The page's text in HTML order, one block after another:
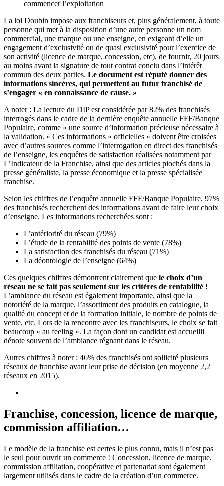
commencer l’exploitation
La loi Doubin impose aux franchiseurs et, plus généralement, à toute
personne qui met à la disposition d’une autre personne un nom
commercial, une marque ou une enseigne, en exigeant d’elle un
engagement d’exclusivité ou de quasi exclusivité pour l’exercice de
son activité (licence de marque, concession, etc), de fournir, 20 jours
au moins avant la signature de tout contrat conclu dans l’intérêt
commun des deux parties. Le document est réputé donner des
informations sincères, qui permettent au futur franchisé de
s’engager « en connaissance de cause. »
A noter : La lecture du DIP est considérée par 82% des franchisés
interrogés dans le cadre de la dernière enquête annuelle FFF/Banque
Populaire, comme « une source d’information précieuse nécessaire à
la validation. » Ces informations « officielles » doivent être croisées
avec d’autres sources comme l’interrogation en direct des franchisés
de l’enseigne, les enquêtes de satisfaction réalisées notamment par
L’Indicateur de la Franchise, ainsi que des articles piochés dans la
presse généraliste, la presse économique et la presse spécialisée
franchise.
Selon les chiffres de l’enquête annuelle FFF/Banque Populaire, 97%
des franchisés recherchent des informations avant de faire leur choix
d’enseigne. Les informations recherchées sont :
L’antériorité du réseau (79%)
L’étude de la rentabilité des points de vente (78%)
La satisfaction des franchisés du réseau (71%)
La déontologie de l’enseigne (64%)
Ces quelques chiffres démontrent clairement que le choix d’un
réseau ne se fait pas seulement sur les critères de rentabilité !
L’ambiance du réseau est également importante, ainsi que la
notoriété de la marque, l’assortiment des produits en catalogue, la
qualité du concept et de la formation initiale, le nombre de points de
vente, etc. Lors de la rencontre avec les franchiseurs, le choix se fait
beaucoup « au feeling ». La façon dont un candidat est accueilli
dénote souvent de l’ambiance régnant dans le réseau.
Autres chiffres à noter : 46% des franchisés ont sollicité plusieurs
réseaux de franchise avant leur prise de décision (en moyenne 2,2
réseaux en 2015).
Franchise, concession, licence de marque,
commission affiliation…
Le modèle de la franchise est certes le plus connu, mais il n’est pas
le seul pour ouvrir un commerce ! Concession, licence de marque,
commission affiliation, coopérative et partenariat sont également
largement utilisés dans le cadre de la création d’un commerce.